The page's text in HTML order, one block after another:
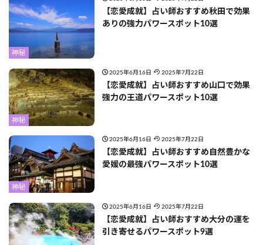
神秘
【恋愛成就】占い師おすすめ秋田で効果
ありの強力パワースポット10選
神秘
2025年6月16日 2025年7月22日
【恋愛成就】占い師おすすめ山口で効果
強力の王道パワースポット10選
神秘
2025年6月16日 2025年7月22日
【恋愛成就】占い師おすすめ自然豊かな
愛媛の最強パワースポット10選
2025年6月16日 2025年7月22日
【恋愛成就】占い師おすすめ大分の運を
引き寄せるパワースポット9選